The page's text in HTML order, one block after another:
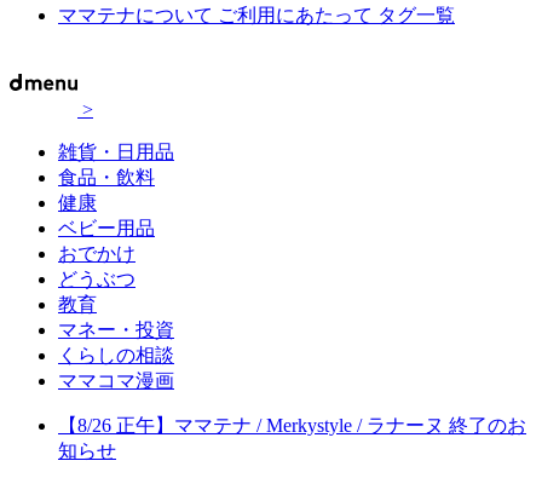
ママテナについて ご利用にあたって タグ一覧
>
雑貨・日用品
食品・飲料
健康
ベビー用品
おでかけ
どうぶつ
教育
マネー・投資
くらしの相談
ママコマ漫画
【8/26 正午】ママテナ / Merkystyle / ラナーヌ 終了のお
知らせ